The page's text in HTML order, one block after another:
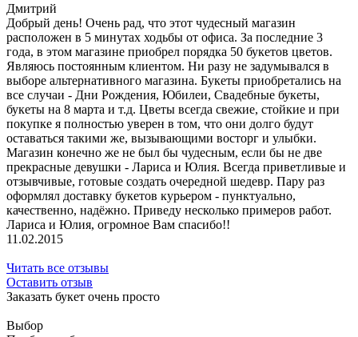
Дмитрий
Добрый день! Очень рад, что этот чудесный магазин
расположен в 5 минутах ходьбы от офиса. За последние 3
года, в этом магазине приобрел порядка 50 букетов цветов.
Являюсь постоянным клиентом. Ни разу не задумывался в
выборе альтернативного магазина. Букеты приобретались на
все случаи - Дни Рождения, Юбилеи, Свадебные букеты,
букеты на 8 марта и т.д. Цветы всегда свежие, стойкие и при
покупке я полностью уверен в том, что они долго будут
оставаться такими же, вызывающими восторг и улыбки.
Магазин конечно же не был бы чудесным, если бы не две
прекрасные девушки - Лариса и Юлия. Всегда приветливые и
отзывчивые, готовые создать очередной шедевр. Пару раз
оформлял доставку букетов курьером - пунктуально,
качественно, надёжно. Приведу несколько примеров работ.
Лариса и Юлия, огромное Вам спасибо!!
11.02.2015
Читать все отзывы
Оставить отзыв
Заказать букет очень просто
Выбор